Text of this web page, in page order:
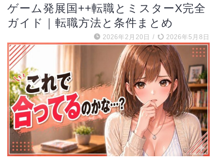
ゲーム発展国++転職とミスターX完全
ガイド｜転職方法と条件まとめ
2026年2月20日 / 2026年5月8日